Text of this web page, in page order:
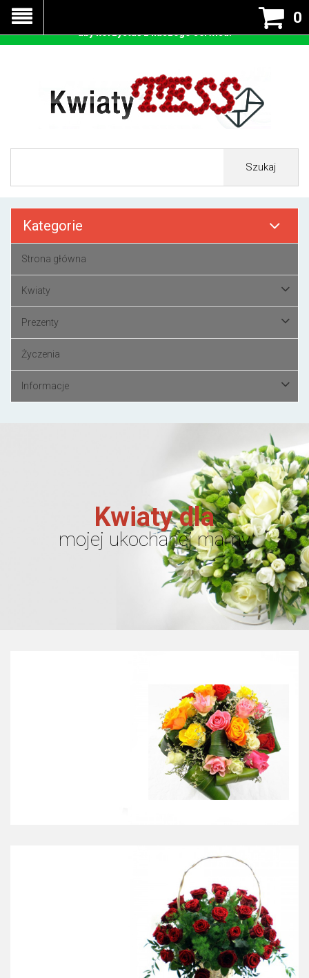
0
Szukaj
Kategorie
Strona główna
Kwiaty
Prezenty
Życzenia
Informacje
Kwiaty dla
mojej ukochanej mamy
Nasza strona korzysta z cookies - czyli tzw ciastek w celu
prawidłowego działania. Zaakceptuj przyjmowanie cookies
aby korzystać z naszego serwisu.